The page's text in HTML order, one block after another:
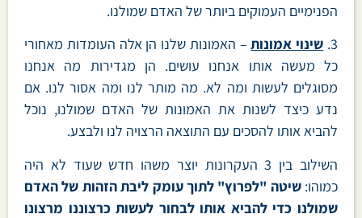
הפנימיים העמוקים ביותר של האדם שמולנו.
3. שינוי אמונות– האמונות שלנו הן אלה העומדות מאחורי
כל מעשה אותו אנחנו עושים. הן מגדירות מה אנחנו
מסוגלים לעשות ומה לא. מה מותר לנו ומה אסור לנו. אם
נדע כיצד לשנות את האמונות של האדם שמולנו, נוכל
להביא אותו להסכים עם התוצאה הרצויה לנו ולבצע.
השילוב בין 3 העקרונות יוצר משהו חדש שעוד לא היה
כמוהו:שיטה "לפרוץ" לתוך עומק ליבת הזהות של האדם
שמולנו כדי להביא אותו לבחור לעשות כרצוננו מרצונו